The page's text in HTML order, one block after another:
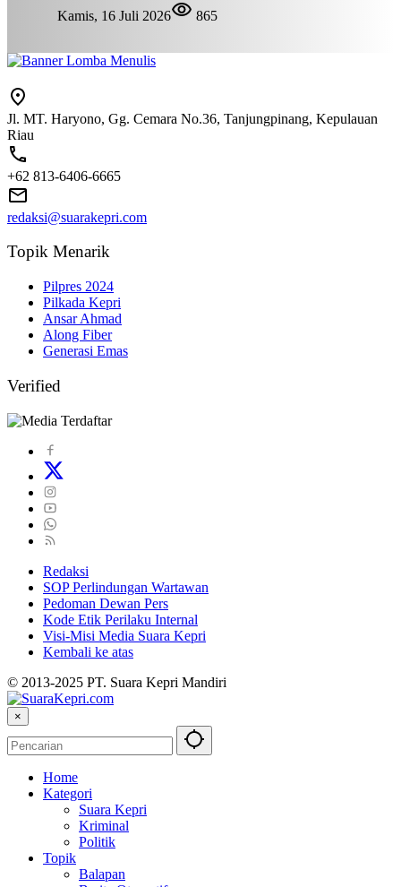
Kamis, 16 Juli 2026
865
Jl. MT. Haryono, Gg. Cemara No.36, Tanjungpinang, Kepulauan
Riau
+62 813-6406-6665
redaksi@suarakepri.com
Topik Menarik
Pilpres 2024
Pilkada Kepri
Ansar Ahmad
Along Fiber
Generasi Emas
Verified
Redaksi
SOP Perlindungan Wartawan
Pedoman Dewan Pers
Kode Etik Perilaku Internal
Visi-Misi Media Suara Kepri
Kembali ke atas
© 2013-2025 PT. Suara Kepri Mandiri
×
Home
Kategori
Suara Kepri
Kriminal
Politik
Topik
Balapan